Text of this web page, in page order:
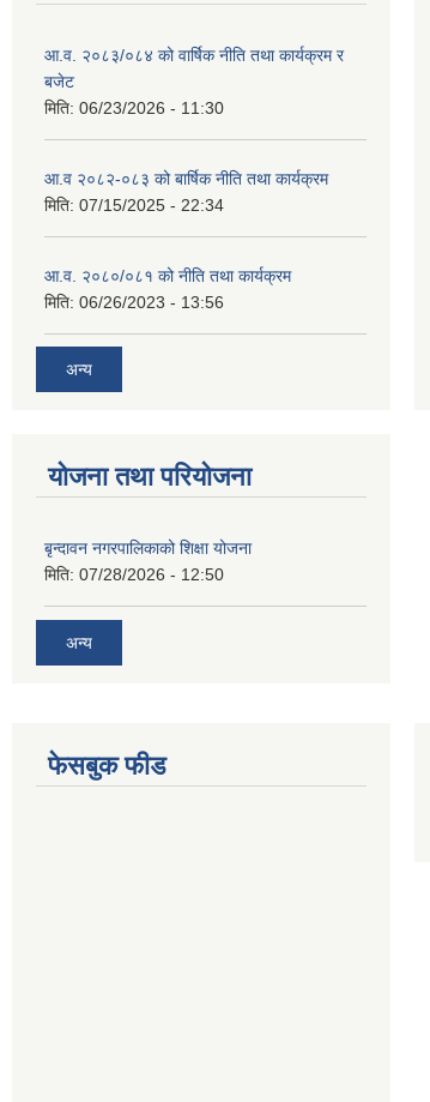
आ.व. २०८३/०८४ को वार्षिक नीति तथा कार्यक्रम र
बजेट
मिति: 06/23/2026 - 11:30
आ.व २०८२-०८३ को बार्षिक नीति तथा कार्यक्रम
मिति: 07/15/2025 - 22:34
आ.व. २०८०/०८१ को नीति तथा कार्यक्रम
मिति: 06/26/2023 - 13:56
अन्य
योजना तथा परियोजना
बृन्दावन नगरपालिकाको शिक्षा योजना
मिति: 07/28/2026 - 12:50
अन्य
फेसबुक फीड